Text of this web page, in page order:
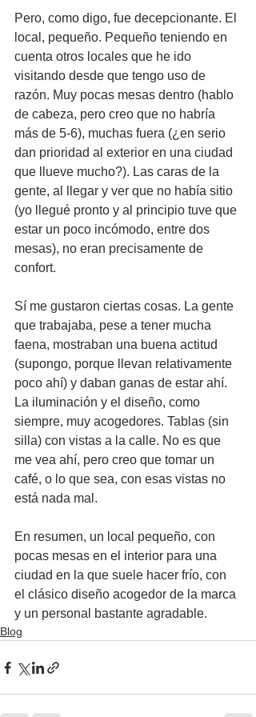
Pero, como digo, fue decepcionante. El
local, pequeño. Pequeño teniendo en
cuenta otros locales que he ido
visitando desde que tengo uso de
razón. Muy pocas mesas dentro (hablo
de cabeza, pero creo que no habría
más de 5-6), muchas fuera (¿en serio
dan prioridad al exterior en una ciudad
que llueve mucho?). Las caras de la
gente, al llegar y ver que no había sitio
(yo llegué pronto y al principio tuve que
estar un poco incómodo, entre dos
mesas), no eran precisamente de
confort.
Sí me gustaron ciertas cosas. La gente
que trabajaba, pese a tener mucha
faena, mostraban una buena actitud
(supongo, porque llevan relativamente
poco ahí) y daban ganas de estar ahí.
La iluminación y el diseño, como
siempre, muy acogedores. Tablas (sin
silla) con vistas a la calle. No es que
me vea ahí, pero creo que tomar un
café, o lo que sea, con esas vistas no
está nada mal.
En resumen, un local pequeño, con
pocas mesas en el interior para una
ciudad en la que suele hacer frío, con
el clásico diseño acogedor de la marca
y un personal bastante agradable.
Blog